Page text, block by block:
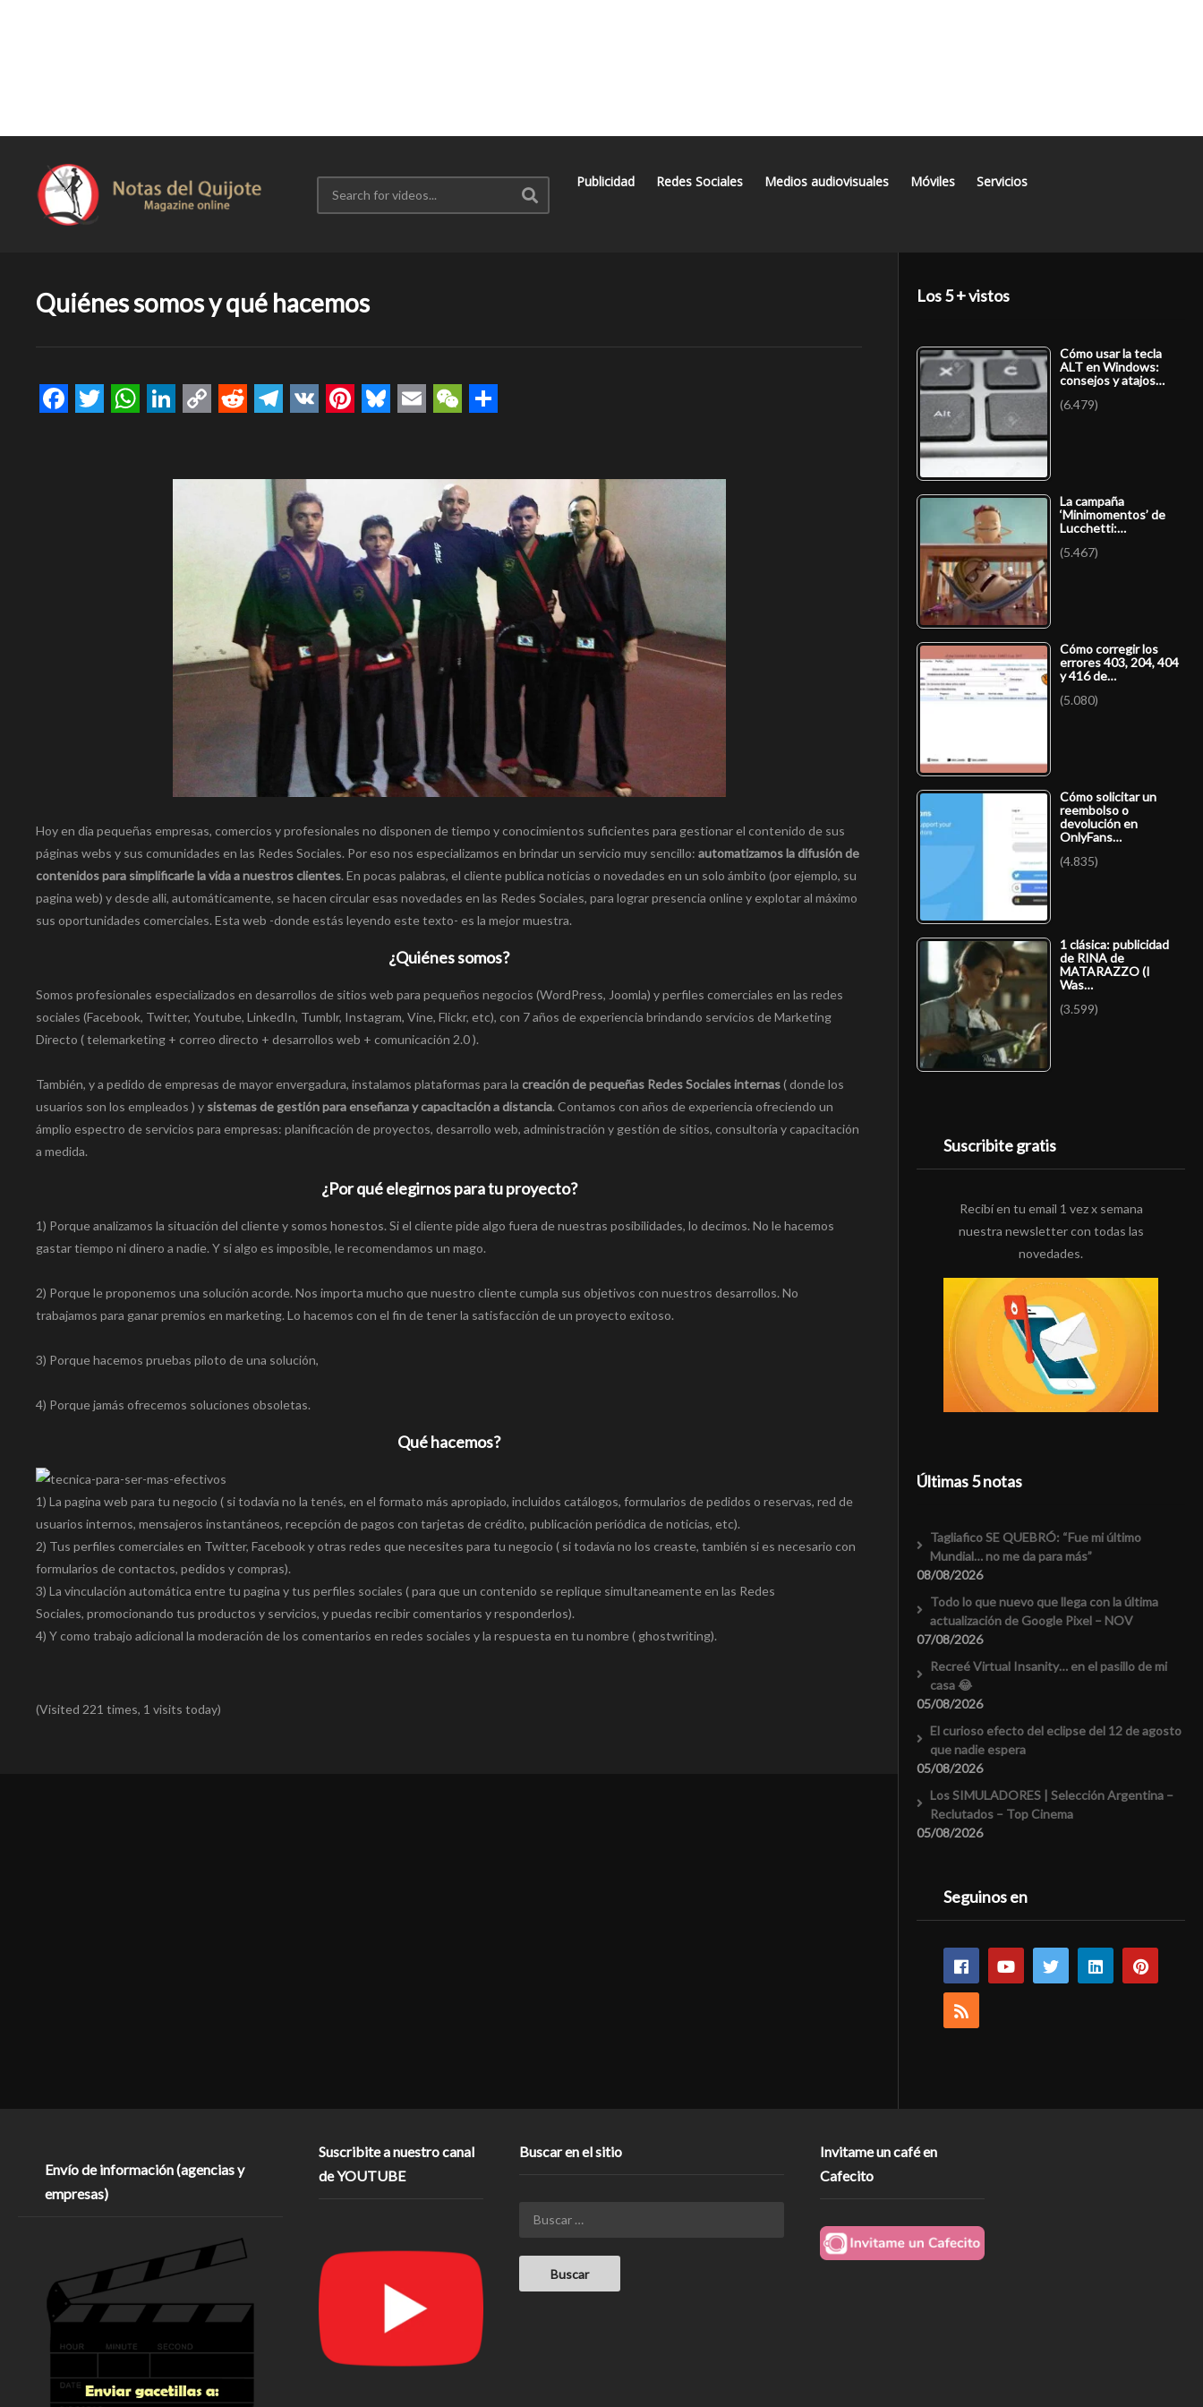
Publicidad Redes Sociales Medios audiovisuales Móviles Servicios
Quiénes somos y qué hacemos
Hoy en dia pequeñas empresas, comercios y profesionales no disponen de tiempo y conocimientos suficientes para gestionar el contenido de sus
páginas webs y sus comunidades en las Redes Sociales. Por eso nos especializamos en brindar un servicio muy sencillo: automatizamos la difusión de
contenidos para simplificarle la vida a nuestros clientes. En pocas palabras, el cliente publica noticias o novedades en un solo ámbito (por ejemplo, su
pagina web) y desde alli, automáticamente, se hacen circular esas novedades en las Redes Sociales, para lograr presencia online y explotar al máximo
sus oportunidades comerciales. Esta web -donde estás leyendo este texto- es la mejor muestra.
¿Quiénes somos?
Somos profesionales especializados en desarrollos de sitios web para pequeños negocios (WordPress, Joomla) y perfiles comerciales en las redes
sociales (Facebook, Twitter, Youtube, LinkedIn, Tumblr, Instagram, Vine, Flickr, etc), con 7 años de experiencia brindando servicios de Marketing
Directo ( telemarketing + correo directo + desarrollos web + comunicación 2.0 ).
También, y a pedido de empresas de mayor envergadura, instalamos plataformas para la creación de pequeñas Redes Sociales internas( donde los
usuarios son los empleados ) y sistemas de gestión para enseñanza y capacitación a distancia. Contamos con años de experiencia ofreciendo un
ámplio espectro de servicios para empresas: planificación de proyectos, desarrollo web, administración y gestión de sitios, consultoría y capacitación
a medida.
¿Por qué elegirnos para tu proyecto?
1) Porque analizamos la situación del cliente y somos honestos. Si el cliente pide algo fuera de nuestras posibilidades, lo decimos. No le hacemos
gastar tiempo ni dinero a nadie. Y si algo es imposible, le recomendamos un mago.
2) Porque le proponemos una solución acorde. Nos importa mucho que nuestro cliente cumpla sus objetivos con nuestros desarrollos. No
trabajamos para ganar premios en marketing. Lo hacemos con el fin de tener la satisfacción de un proyecto exitoso.
3) Porque hacemos pruebas piloto de una solución,
4) Porque jamás ofrecemos soluciones obsoletas.
Qué hacemos?
1) La pagina web para tu negocio ( si todavía no la tenés, en el formato más apropiado, incluidos catálogos, formularios de pedidos o reservas, red de
usuarios internos, mensajeros instantáneos, recepción de pagos con tarjetas de crédito, publicación periódica de noticias, etc).
2) Tus perfiles comerciales en Twitter, Facebook y otras redes que necesites para tu negocio ( si todavía no los creaste, también si es necesario con
formularios de contactos, pedidos y compras).
3) La vinculación automática entre tu pagina y tus perfiles sociales ( para que un contenido se replique simultaneamente en las Redes
Sociales, promocionando tus productos y servicios, y puedas recibir comentarios y responderlos).
4) Y como trabajo adicional la moderación de los comentarios en redes sociales y la respuesta en tu nombre ( ghostwriting).
(Visited 221 times, 1 visits today)
Los 5 + vistos
Cómo usar la tecla
ALT en Windows:
consejos y atajos…
(6.479)
La campaña
‘Minimomentos’ de
Lucchetti:…
(5.467)
Cómo corregir los
errores 403, 204, 404
y 416 de…
(5.080)
Cómo solicitar un
reembolso o
devolución en
OnlyFans…
(4.835)
1 clásica: publicidad
de RINA de
MATARAZZO (I
Was…
(3.599)
Suscribite gratis
Recibí en tu email 1 vez x semana
nuestra newsletter con todas las
novedades.
Últimas 5 notas
Tagliafico SE QUEBRÓ: “Fue mi último
Mundial… no me da para más”
08/08/2026
Todo lo que nuevo que llega con la última
actualización de Google Pixel – NOV
07/08/2026
Recreé Virtual Insanity… en el pasillo de mi
casa 😂
05/08/2026
El curioso efecto del eclipse del 12 de agosto
que nadie espera
05/08/2026
Los SIMULADORES | Selección Argentina –
Reclutados – Top Cinema
05/08/2026
Seguinos en
Envío de información (agencias y
empresas)
Suscribite a nuestro canal
de YOUTUBE
Buscar en el sitio
Invitame un café en
Cafecito